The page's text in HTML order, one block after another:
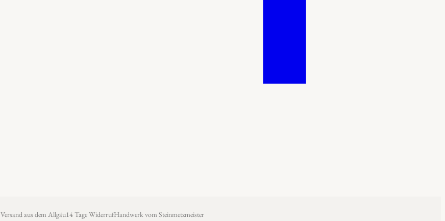
Versand aus dem Allgäu14 Tage WiderrufHandwerk vom Steinmetzmeister